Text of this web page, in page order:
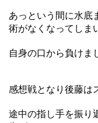
あっという間に水底
術がなくなってしま
自身の口から負けま
感想戦となり後藤は
途中の指し手を振り